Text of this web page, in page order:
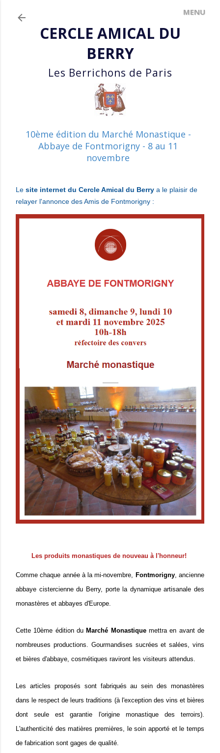
CERCLE AMICAL DU
BERRY
Les Berrichons de Paris
10ème édition du Marché Monastique -
Abbaye de Fontmorigny - 8 au 11
novembre
Le site internet du Cercle Amical du Berry a le plaisir de
relayer l'annonce des Amis de Fontmorigny :
Les produits monastiques de nouveau à l'honneur!
Comme chaque année à la mi-novembre, Fontmorigny, ancienne
abbaye cistercienne du Berry, porte la dynamique artisanale des
monastères et abbayes d'Europe.
Cette 10ème édition du Marché Monastiquemettra en avant de
nombreuses productions. Gourmandises sucrées et salées, vins
et bières d'abbaye, cosmétiques raviront les visiteurs attendus.
Les articles proposés sont fabriqués au sein des monastères
dans le respect de leurs traditions (à l'exception des vins et bières
dont seule est garantie l'origine monastique des terroirs).
L'authenticité des matières premières, le soin apporté et le temps
de fabrication sont gages de qualité.